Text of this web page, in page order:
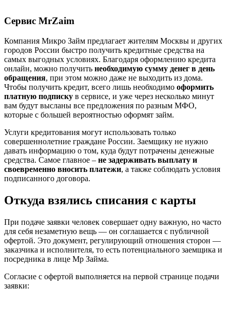
Сервис MrZaim
Компания Микро Займ предлагает жителям Москвы и других
городов России быстро получить кредитные средства на
самых выгодных условиях. Благодаря оформлению кредита
онлайн, можно получить необходимую сумму денег в день
обращения, при этом можно даже не выходить из дома.
Чтобы получить кредит, всего лишь необходимо оформить
платную подписку в сервисе, и уже через несколько минут
вам будут высланы все предложения по разным МФО,
которые с большей вероятностью оформят займ.
Услуги кредитования могут использовать только
совершеннолетние граждане России. Заемщику не нужно
давать информацию о том, куда будут потрачены денежные
средства. Самое главное – не задерживать выплату и
своевременно вносить платежи, а также соблюдать условия
подписанного договора.
Откуда взялись списания с карты
При подаче заявки человек совершает одну важную, но часто
для себя незаметную вещь — он соглашается с публичной
офертой. Это документ, регулирующий отношения сторон —
заказчика и исполнителя, то есть потенциального заемщика и
посредника в лице Мр Займа.
Согласие с офертой выполняется на первой странице подачи
заявки: